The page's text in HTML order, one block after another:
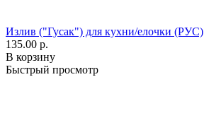
Излив ("Гусак") для кухни/елочки (РУС)
135.00 р.
В корзину
Быстрый просмотр